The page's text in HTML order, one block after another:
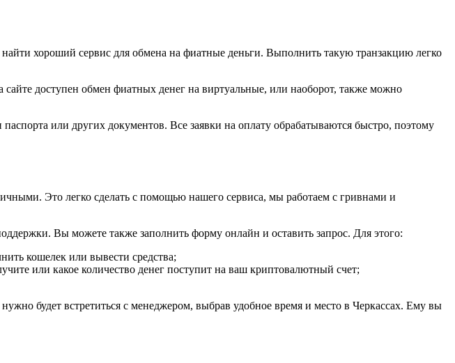
хороший сервис для обмена на фиатные деньги. Выполнить такую транзакцию легко
доступен обмен фиатных денег на виртуальные, или наоборот, также можно
или других документов. Все заявки на оплату обрабатываются быстро, поэтому
Это легко сделать с помощью нашего сервиса, мы работаем с гривнами и
Вы можете также заполнить форму онлайн и оставить запрос. Для этого:
кошелек или вывести средства;
или какое количество денег поступит на ваш криптовалютный счет;
будет встретиться с менеджером, выбрав удобное время и место в Черкассах. Ему вы